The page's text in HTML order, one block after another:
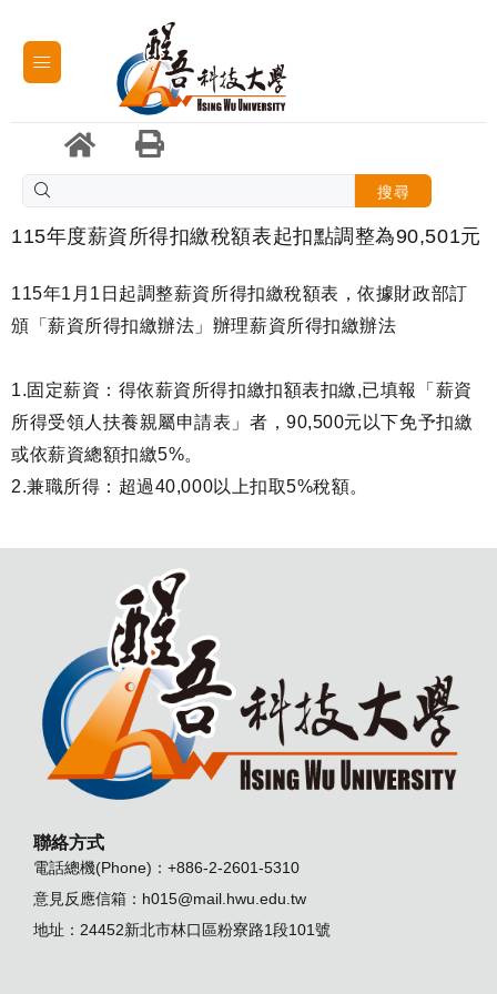
搜尋
115年度薪資所得扣繳稅額表起扣點調整為90,501元
115年1月1日起調整薪資所得扣繳稅額表，依據財政部訂
頒「薪資所得扣繳辦法」辦理薪資所得扣繳辦法
1.固定薪資：得依薪資所得扣繳扣額表扣繳,已填報「薪資
所得受領人扶養親屬申請表」者，90,500元以下免予扣繳
或依薪資總額扣繳5%。
2.兼職所得：超過40,000以上扣取5%稅額。
聯絡方式
電話總機(Phone)：+886-2-2601-5310
意見反應信箱： h015@mail.hwu.edu.tw
地址：24452新北市林口區粉寮路1段101號